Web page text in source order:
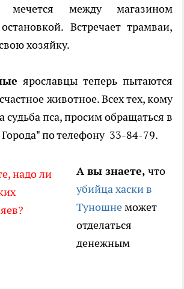
мечется между магазином
Встречает трамваи,
хозяйку.
ярославцы теперь пытаются
животное. Всех тех, кому
судьба пса, просим обращаться в
по телефону 33-84-79.
надо ли
А вы знаете, что
убийца хаски в
Туношнеможет
отделаться
денежным